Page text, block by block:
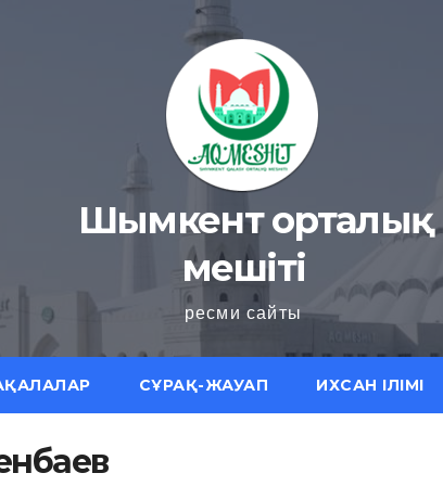
Шымкент орталық
мешіті
ресми сайты
СҰРАҚ-ЖАУАП ИХСАН ІЛІМІ